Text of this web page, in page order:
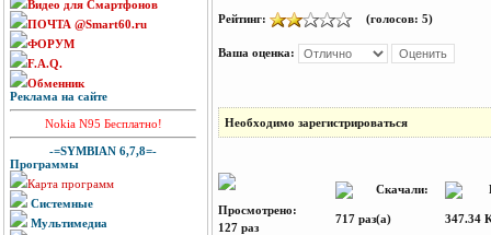
Видео для Смартфонов
ПОЧТА @Smart60.ru
ФОРУМ
F.A.Q.
Обменник
Реклама на сайте
Nokia N95 Бесплатно!
-=SYMBIAN 6,7,8=-
Программы
Карта программ
Системные
Мультимедиа
Рейтинг: (голосов: 5)
Ваша оценка:
Необходимо зарегистрироваться
Просмотрено:
127 раз
Скачали:
717 раз(а) 347.34